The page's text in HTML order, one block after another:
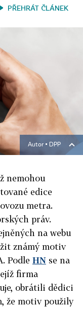
PŘEHRÁT ČLÁNEK
Autor ▪ DPP
nemohou
edice
metra.
práv.
na webu
známý motiv
Podle HN se na
firma
obrátili dědici
že motiv použily